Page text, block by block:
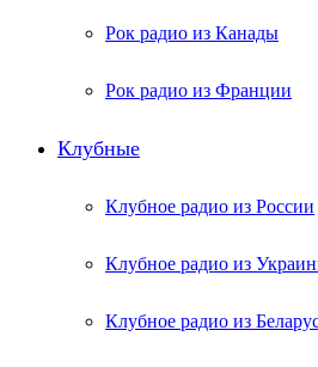
Рок радио из Канады
Рок радио из Франции
Клубные
Клубное радио из России
Клубное радио из
Клубное радио из